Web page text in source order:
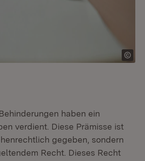
haben ein
verdient. Diese Prämisse ist
gegeben, sondern
Recht. Dieses Recht